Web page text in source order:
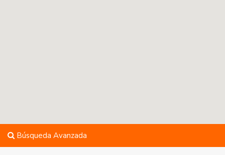
Búsqueda Avanzada